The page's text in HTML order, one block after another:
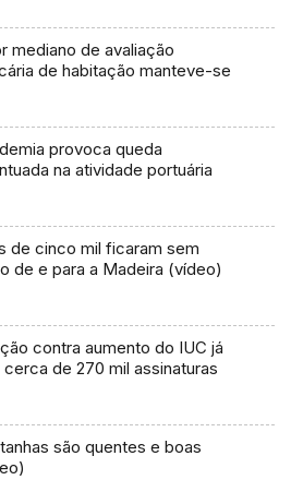
mediano de avaliação
de habitação manteve-se
provoca queda
na atividade portuária
de cinco mil ficaram sem
de e para a Madeira (vídeo)
contra aumento do IUC já
de 270 mil assinaturas
são quentes e boas